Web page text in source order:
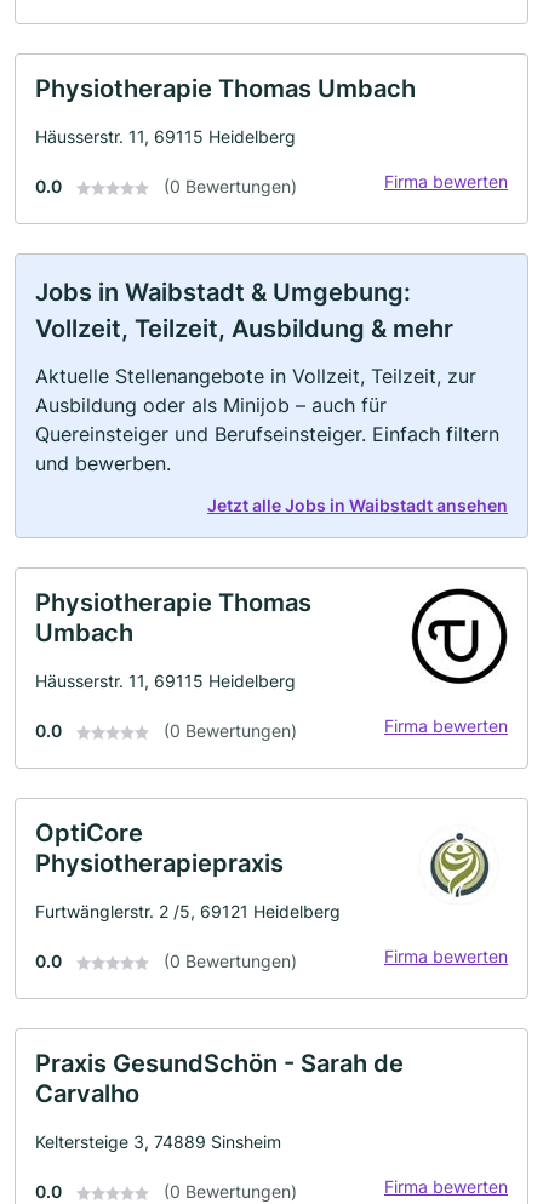
Physiotherapie Thomas Umbach
Häusserstr. 11, 69115 Heidelberg
0.0 (0 Bewertungen) Firma bewerten
Jobs in Waibstadt & Umgebung:
Vollzeit, Teilzeit, Ausbildung & mehr
Aktuelle Stellenangebote in Vollzeit, Teilzeit, zur
Ausbildung oder als Minijob – auch für
Quereinsteiger und Berufseinsteiger. Einfach filtern
und bewerben.
Jetzt alle Jobs in Waibstadt ansehen
Physiotherapie Thomas
Umbach
Häusserstr. 11, 69115 Heidelberg
0.0 (0 Bewertungen) Firma bewerten
OptiCore
Physiotherapiepraxis
Furtwänglerstr. 2 /5, 69121 Heidelberg
0.0 (0 Bewertungen) Firma bewerten
Praxis GesundSchön - Sarah de
Carvalho
Keltersteige 3, 74889 Sinsheim
0.0 (0 Bewertungen) Firma bewerten